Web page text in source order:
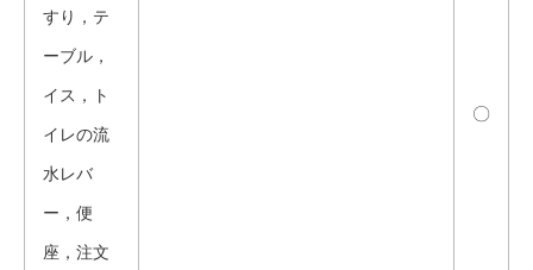
すり，テ
ーブル，
イス，ト
イレの流
水レバ
ー，便
座，注文
〇